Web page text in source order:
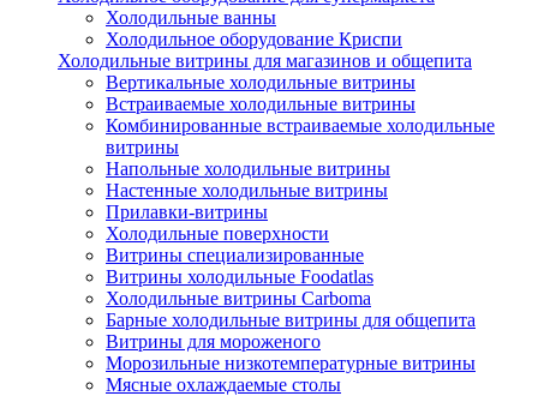
Холодильные ванны
Холодильное оборудование Криспи
Холодильные витрины для магазинов и общепита
Вертикальные холодильные витрины
Встраиваемые холодильные витрины
Комбинированные встраиваемые холодильные
витрины
Напольные холодильные витрины
Настенные холодильные витрины
Прилавки-витрины
Холодильные поверхности
Витрины специализированные
Витрины холодильные Foodatlas
Холодильные витрины Carboma
Барные холодильные витрины для общепита
Витрины для мороженого
Морозильные низкотемпературные витрины
Мясные охлаждаемые столы